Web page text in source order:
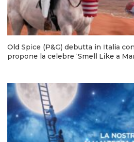
Old Spice (P&G) debutta in Italia
propone la celebre ‘Smell Like a